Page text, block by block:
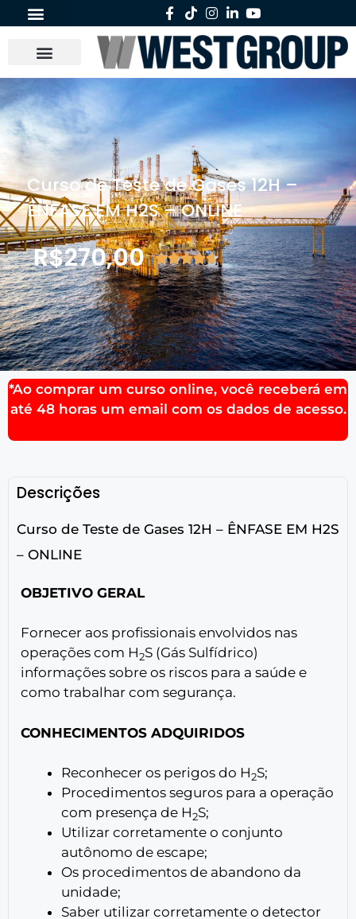
Curso de Teste de Gases 12H –
ÊNFASE EM H2S – ONLINE
R$270,00
*Ao comprar um curso online, você receberá em
até 48 horas um email com os dados de acesso.
Descrições
Curso de Teste de Gases 12H – ÊNFASE EM H2S
– ONLINE
OBJETIVO GERAL
Fornecer aos profissionais envolvidos nas
operações com H2S (Gás Sulfídrico)
informações sobre os riscos para a saúde e
como trabalhar com segurança.
CONHECIMENTOS ADQUIRIDOS
Reconhecer os perigos do H2S;
Procedimentos seguros para a operação
com presença de H2S;
Utilizar corretamente o conjunto
autônomo de escape;
Os procedimentos de abandono da
unidade;
Saber utilizar corretamente o detector